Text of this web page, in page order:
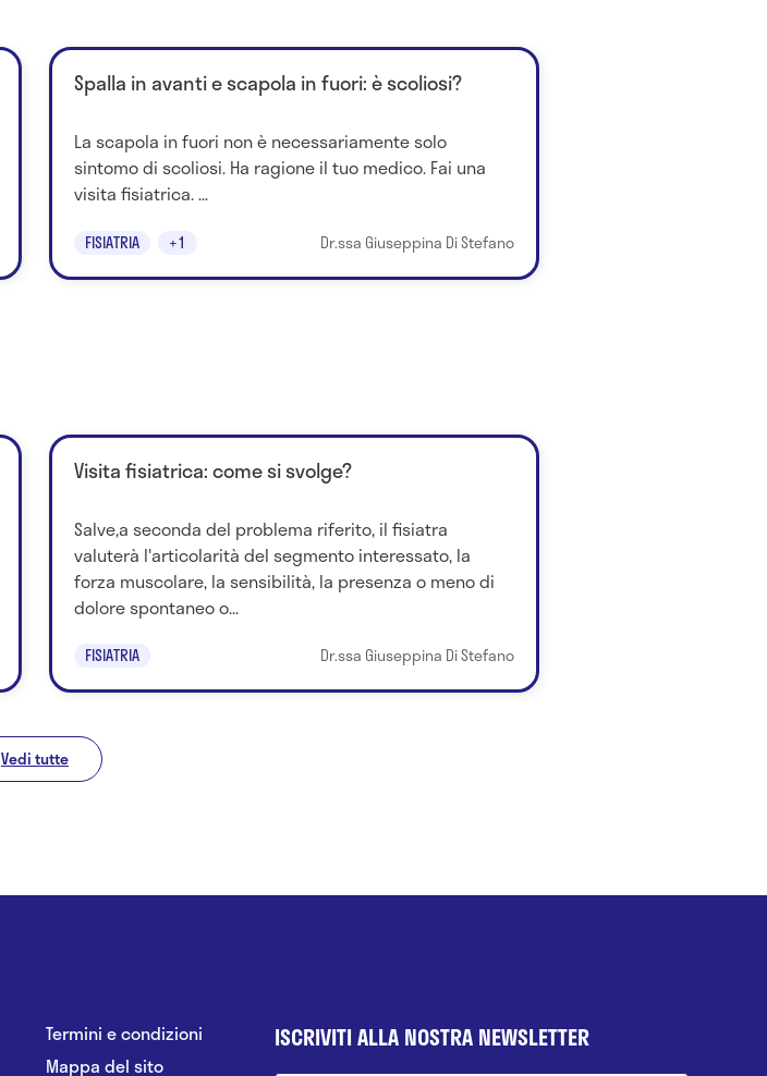
Spalla in avanti e scapola in fuori: è scoliosi?
La scapola in fuori non è necessariamente solo
sintomo di scoliosi. Ha ragione il tuo medico. Fai una
visita fisiatrica. ...
FISIATRIA +1 Dr.ssa Giuseppina Di Stefano
Visita fisiatrica: come si svolge?
Salve,a seconda del problema riferito, il fisiatra
valuterà l'articolarità del segmento interessato, la
forza muscolare, la sensibilità, la presenza o meno di
dolore spontaneo o...
FISIATRIA Dr.ssa Giuseppina Di Stefano
Vedi tutte
Termini e condizioni
Mappa del sito
ISCRIVITI ALLA NOSTRA NEWSLETTER